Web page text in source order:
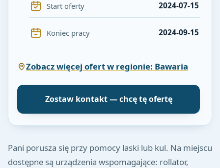
Start oferty 2024-07-15
Koniec pracy 2024-09-15
Zobacz więcej ofert w regionie: Bawaria
Zostaw kontakt — chcę tę ofertę
Pani porusza się przy pomocy laski lub kul. Na miejscu
dostępne są urządzenia wspomagające: rollator,